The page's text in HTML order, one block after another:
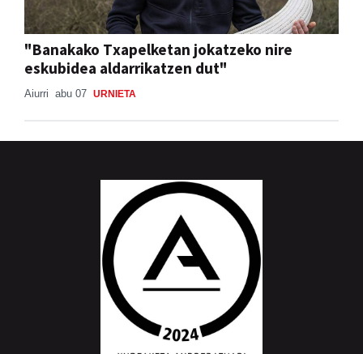
"Banakako Txapelketan jokatzeko nire
eskubidea aldarrikatzen dut"
Aiurri abu 07 URNIETA